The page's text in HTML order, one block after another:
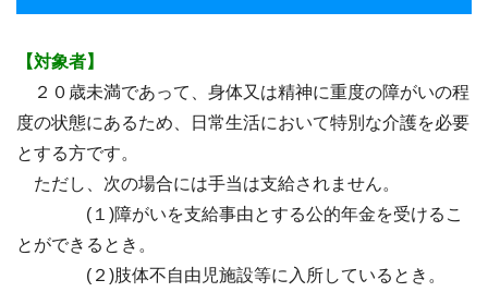
【対象者】
２０歳未満であって、身体又は精神に重度の障がいの程
度の状態にあるため、日常生活において特別な介護を必要
とする方です。
ただし、次の場合には手当は支給されません。
(１)障がいを支給事由とする公的年金を受けるこ
とができるとき。
(２)肢体不自由児施設等に入所しているとき。